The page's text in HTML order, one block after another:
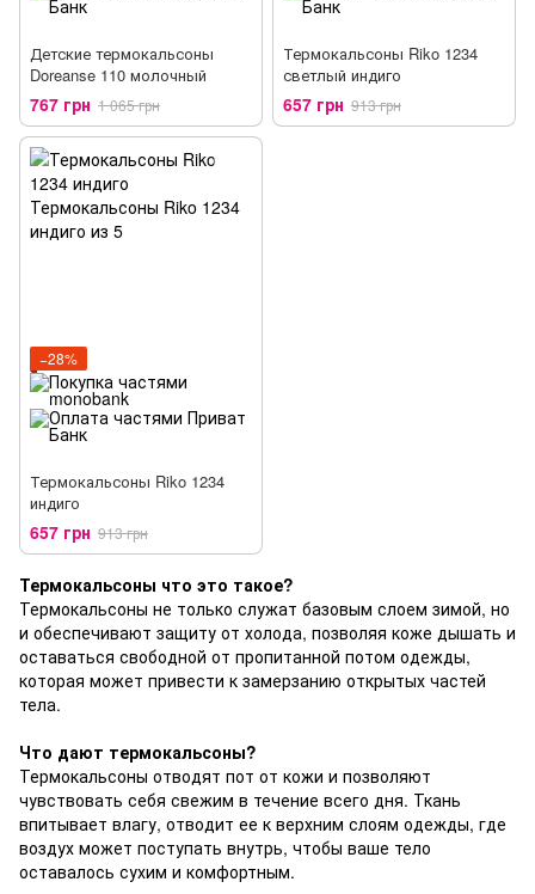
Детские термокальсоны
Doreanse 110 молочный
767 грн 1 065 грн
Термокальсоны Riko 1234
светлый индиго
657 грн 913 грн
−28%
Термокальсоны Riko 1234
индиго
657 грн 913 грн
Термокальсоны что это такое?
Термокальсоны не только служат базовым слоем зимой, но
и обеспечивают защиту от холода, позволяя коже дышать и
оставаться свободной от пропитанной потом одежды,
которая может привести к замерзанию открытых частей
тела.
Что дают термокальсоны?
Термокальсоны отводят пот от кожи и позволяют
чувствовать себя свежим в течение всего дня. Ткань
впитывает влагу, отводит ее к верхним слоям одежды, где
воздух может поступать внутрь, чтобы ваше тело
оставалось сухим и комфортным.